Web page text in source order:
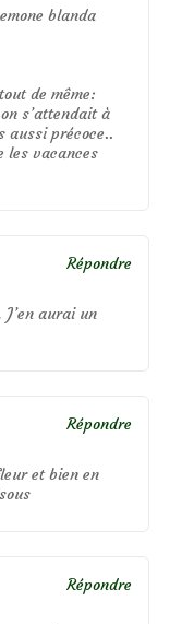
blanda
de même:
s’attendait à
aussi précoce..
les vacances
aurai un
Répondre
et bien en
Répondre
Répondre